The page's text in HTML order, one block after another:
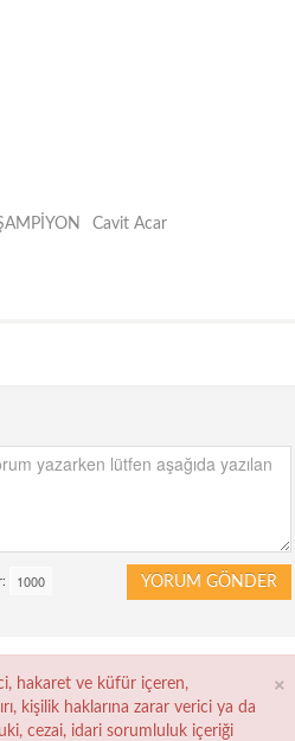
Cavit Acar
YORUM GÖNDER
×
hakaret ve küfür içeren,
kişilik haklarına zarar verici ya da
cezai, idari sorumluluk içeriği